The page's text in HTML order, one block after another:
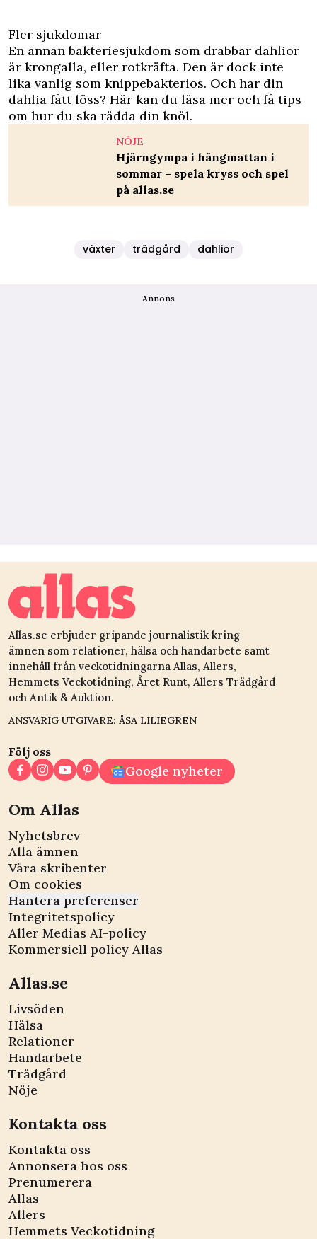
Fler sjukdomar
En annan bakteriesjukdom som drabbar dahlior
är krongalla, eller rotkräfta. Den är dock inte
lika vanlig som knippebakterios. Och har din
dahlia fått löss? Här kan du läsa mer och få tips
om hur du ska rädda din knöl.
NÖJE
Hjärngympa i hängmattan i
sommar – spela kryss och spel
på allas.se
växter trädgård dahlior
Annons
Allas.se erbjuder gripande journalistik kring
ämnen som relationer, hälsa och handarbete samt
innehåll från veckotidningarna Allas, Allers,
Hemmets Veckotidning, Året Runt, Allers Trädgård
och Antik & Auktion.
ANSVARIG UTGIVARE: ÅSA LILIEGREN
Följ oss
Google nyheter
Om Allas
Nyhetsbrev
Alla ämnen
Våra skribenter
Om cookies
Hantera preferenser
Integritetspolicy
Aller Medias AI-policy
Kommersiell policy Allas
Allas.se
Livsöden
Hälsa
Relationer
Handarbete
Trädgård
Nöje
Kontakta oss
Kontakta oss
Annonsera hos oss
Prenumerera
Allas
Allers
Hemmets Veckotidning